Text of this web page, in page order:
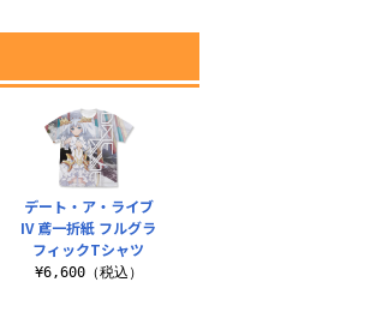
デート・ア・ライブ
IV 鳶一折紙 フルグラ
フィックTシャツ
¥6,600（税込）